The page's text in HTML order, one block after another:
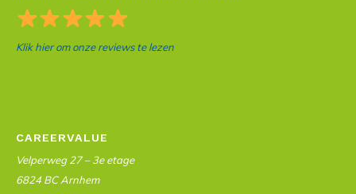
Klik hier om onze reviews te lezen
CAREERVALUE
Velperweg 27 – 3e etage
6824 BC Arnhem